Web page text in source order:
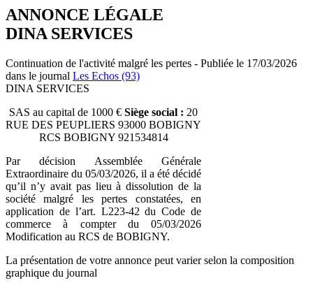
ANNONCE LÉGALE
DINA SERVICES
Continuation de l'activité malgré les pertes - Publiée le 17/03/2026
dans le journal Les Echos (93)
DINA SERVICES
SAS au capital de 1000 € Siège social : 20
RUE DES PEUPLIERS 93000 BOBIGNY
RCS BOBIGNY 921534814
Par décision Assemblée Générale
Extraordinaire du 05/03/2026, il a été décidé
qu’il n’y avait pas lieu à dissolution de la
société malgré les pertes constatées, en
application de l’art. L223-42 du Code de
commerce à compter du 05/03/2026
Modification au RCS de BOBIGNY.
La présentation de votre annonce peut varier selon la composition
graphique du journal